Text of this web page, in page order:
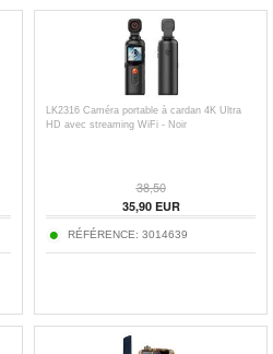
LK2316 Caméra portable à cardan 4K Ultra
HD avec streaming WiFi - Noir
38,50
35,90EUR
RÉFÉRENCE: 3014639